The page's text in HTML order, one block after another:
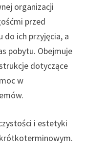
organizacji
przed
ich przyjęcia, a
pobytu. Obejmuje
dotyczące
w
i estetyki